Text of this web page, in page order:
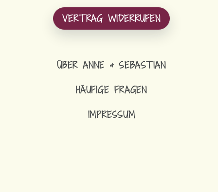
VERTRAG WIDERRUFEN
ÜBER ANNE & SEBASTIAN
HÄUFIGE FRAGEN
IMPRESSUM